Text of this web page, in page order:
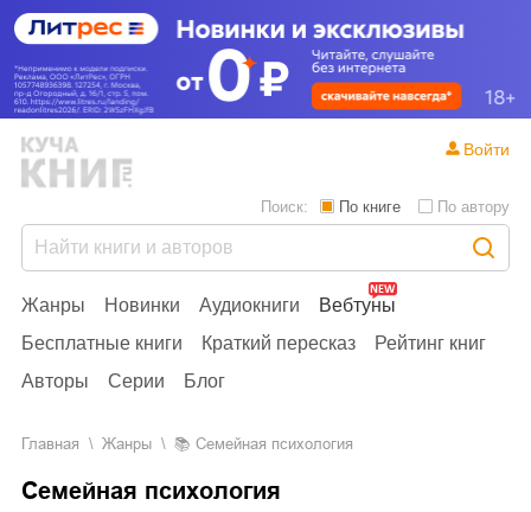
Жанры Новинки Аудиокниги
Вебтуны
Бесплатные книги
Краткий пересказ
Рейтинг книг
Авторы
Серии Блог
Поиск: По книге По автору
Войти
Главная Жанры Семейная психология
Семейная психология